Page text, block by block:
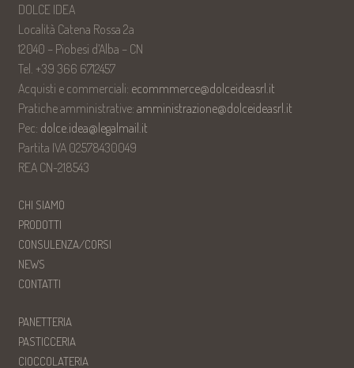
DOLCE IDEA
Località Catena Rossa 2a
12040 – Piobesi d’Alba – CN
Tel. +39 366 6712457
Acquisti e commerciali: ecommmerce@dolceideasrl.it
Pratiche amministrative: amministrazione@dolceideasrl.it
Pec: dolce.idea@legalmail.it
Partita IVA 02578430049
REA CN-218543
CHI SIAMO
PRODOTTI
CONSULENZA/CORSI
NEWS
CONTATTI
PANETTERIA
PASTICCERIA
CIOCCOLATERIA